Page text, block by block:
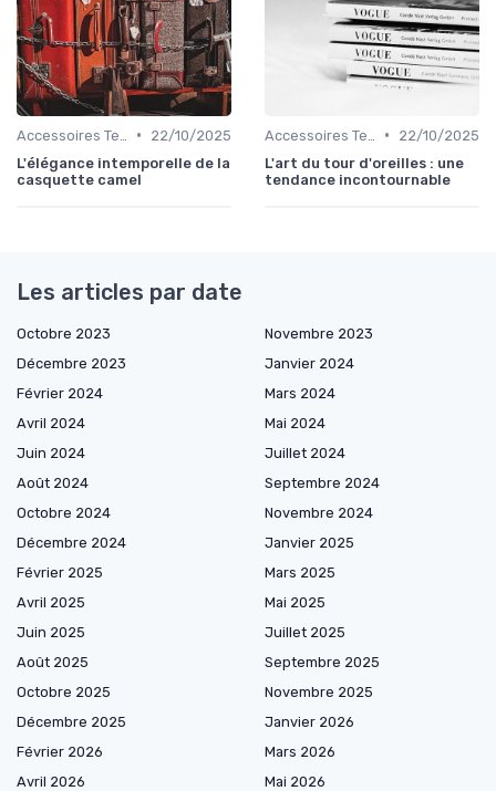
•
22/10/2025
L'élégance intemporelle de la
casquette camel
•
22/10/2025
L'art du tour d'oreilles : une
tendance incontournable
Les articles par date
Octobre 2023
Novembre 2023
Décembre 2023
Janvier 2024
Février 2024
Mars 2024
Avril 2024
Mai 2024
Juin 2024
Juillet 2024
Août 2024
Septembre 2024
Octobre 2024
Novembre 2024
Décembre 2024
Janvier 2025
Février 2025
Mars 2025
Avril 2025
Mai 2025
Juin 2025
Juillet 2025
Août 2025
Septembre 2025
Octobre 2025
Novembre 2025
Décembre 2025
Janvier 2026
Février 2026
Mars 2026
Avril 2026
Mai 2026